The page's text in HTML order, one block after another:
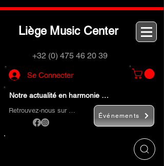
Liège M usic Center
+32 (0) 475 46 20 39
Se Connecter
Notre actualité en harmonie …
Retrouvez-nous sur …
Événements